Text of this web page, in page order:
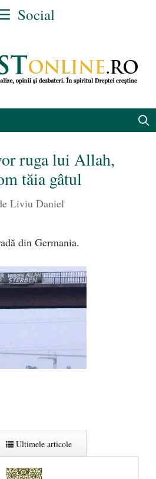
Social
ruga lui Allah,
tăia gâtul
Liviu Daniel
din Germania.
Ultimele articole